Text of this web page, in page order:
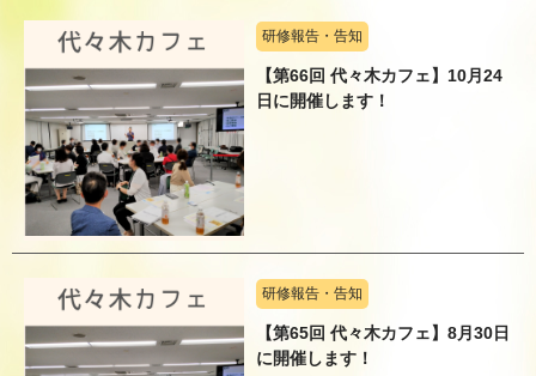
研修報告・告知
【第66回 代々木カフェ】10月24
日に開催します！
研修報告・告知
【第65回 代々木カフェ】8月30日
に開催します！